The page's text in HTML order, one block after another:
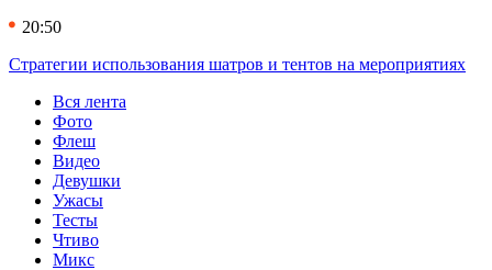
20:50
Стратегии использования шатров и тентов на мероприятиях
Вся лента
Фото
Флеш
Видео
Девушки
Ужасы
Тесты
Чтиво
Микс